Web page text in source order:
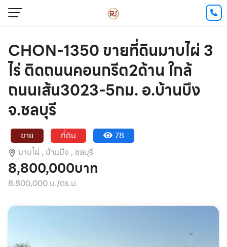
CHON-1350 ขายที่ดินมาบไผ่ 3
ไร่ ติดถนนคอนกรีต2ด้าน ใกล้
ถนนเส้น3023-5กม. อ.บ้านบึง
จ.ชลบุรี
ขาย ที่ดิน
78
มาบไผ่ , บ้านบึง , ชลบุรี
8,800,000บาท
8,800,000 บ./ตร.ม.